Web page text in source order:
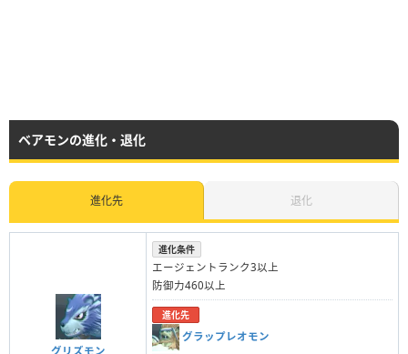
ベアモンの進化・退化
進化先 退化
グリズモン
進化条件
エージェントランク3以上
防御力460以上
進化先
グラップレオモン